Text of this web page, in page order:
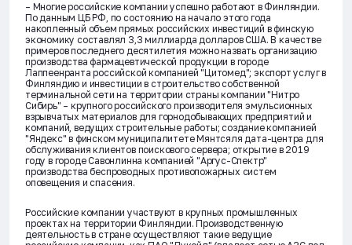
– Многие российские компании успешно работают в Финляндии.
По данным ЦБ РФ, по состоянию на начало этого года
накопленный объем прямых российских инвестиций в финскую
экономику составлял 3,3 миллиарда долларов США. В качестве
примеров последнего десятилетия можно назвать организацию
производства фармацевтической продукции в городе
Лаппеенранта российской компанией "Цитомед"; экспорт услуг в
Финляндию и инвестиции в строительство собственной
терминальной сети на территории страны компании "Нитро
Сибирь" – крупного российского производителя эмульсионных
взрывчатых материалов для горнодобывающих предприятий и
компаний, ведущих строительные работы; создание компанией
"Яндекс" в финском муниципалитете Мянтсяля дата-центра для
обслуживания клиентов поискового сервера; открытие в 2019
году в городе Савонлинна компанией "Аргус-Спектр"
производства беспроводных противопожарных систем
оповещения и спасения.
Российские компании участвуют в крупных промышленных
проектах на территории Финляндии. Производственную
деятельность в стране осуществляют такие ведущие